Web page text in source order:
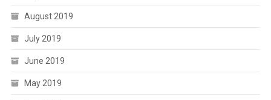
August 2019
July 2019
June 2019
May 2019